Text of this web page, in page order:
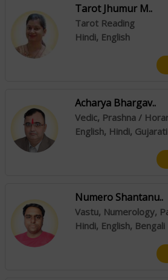
Tarot Jhumur M..
Tarot Reading
Hindi, English
Acharya Bhargav..
English, Hindi, Gujarati
Numero Shantanu..
Hindi, English, Bengali